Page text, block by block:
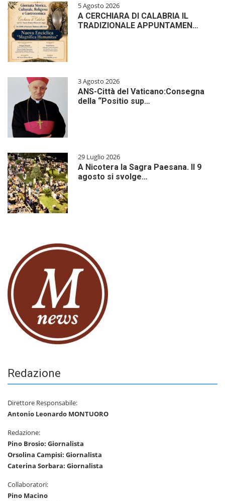
5 Agosto 2026
A CERCHIARA DI CALABRIA IL
TRADIZIONALE APPUNTAMEN…
3 Agosto 2026
ANS-Città del Vaticano:Consegna
della “Positio sup…
29 Luglio 2026
A Nicotera la Sagra Paesana. Il 9
agosto si svolge…
Redazione
Direttore Responsabile:
Antonio Leonardo MONTUORO
Redazione:
Pino Brosio: Giornalista
Orsolina Campisi: Giornalista
Caterina Sorbara: Giornalista
Collaboratori:
Pino Macino